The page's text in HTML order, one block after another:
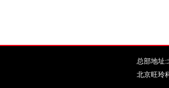
总部地址:
北京旺玲